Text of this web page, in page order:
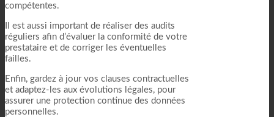
compétentes.
Il est aussi important de réaliser des audits
réguliers afin d’évaluer la conformité de votre
prestataire et de corriger les éventuelles
failles.
Enfin, gardez à jour vos clauses contractuelles
et adaptez-les aux évolutions légales, pour
assurer une protection continue des données
personnelles.